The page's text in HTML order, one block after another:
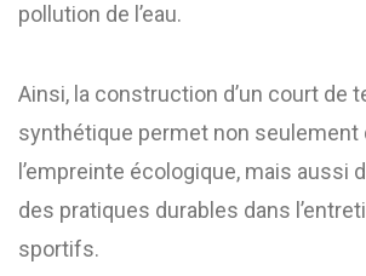
pollution de l’eau.
Ainsi, la construction d’un court de
synthétique permet non seulement
l’empreinte écologique, mais aussi
des pratiques durables dans
sportifs.